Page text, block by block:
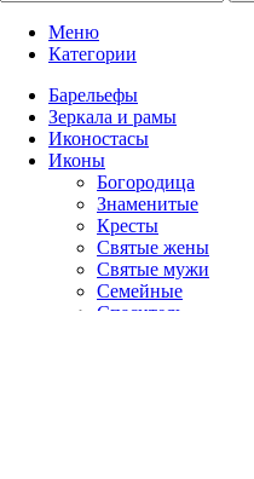
Меню
Категории
Барельефы
Зеркала и рамы
Иконостасы
Иконы
Богородица
Знаменитые
Кресты
Святые жены
Святые мужи
Семейные
Спаситель